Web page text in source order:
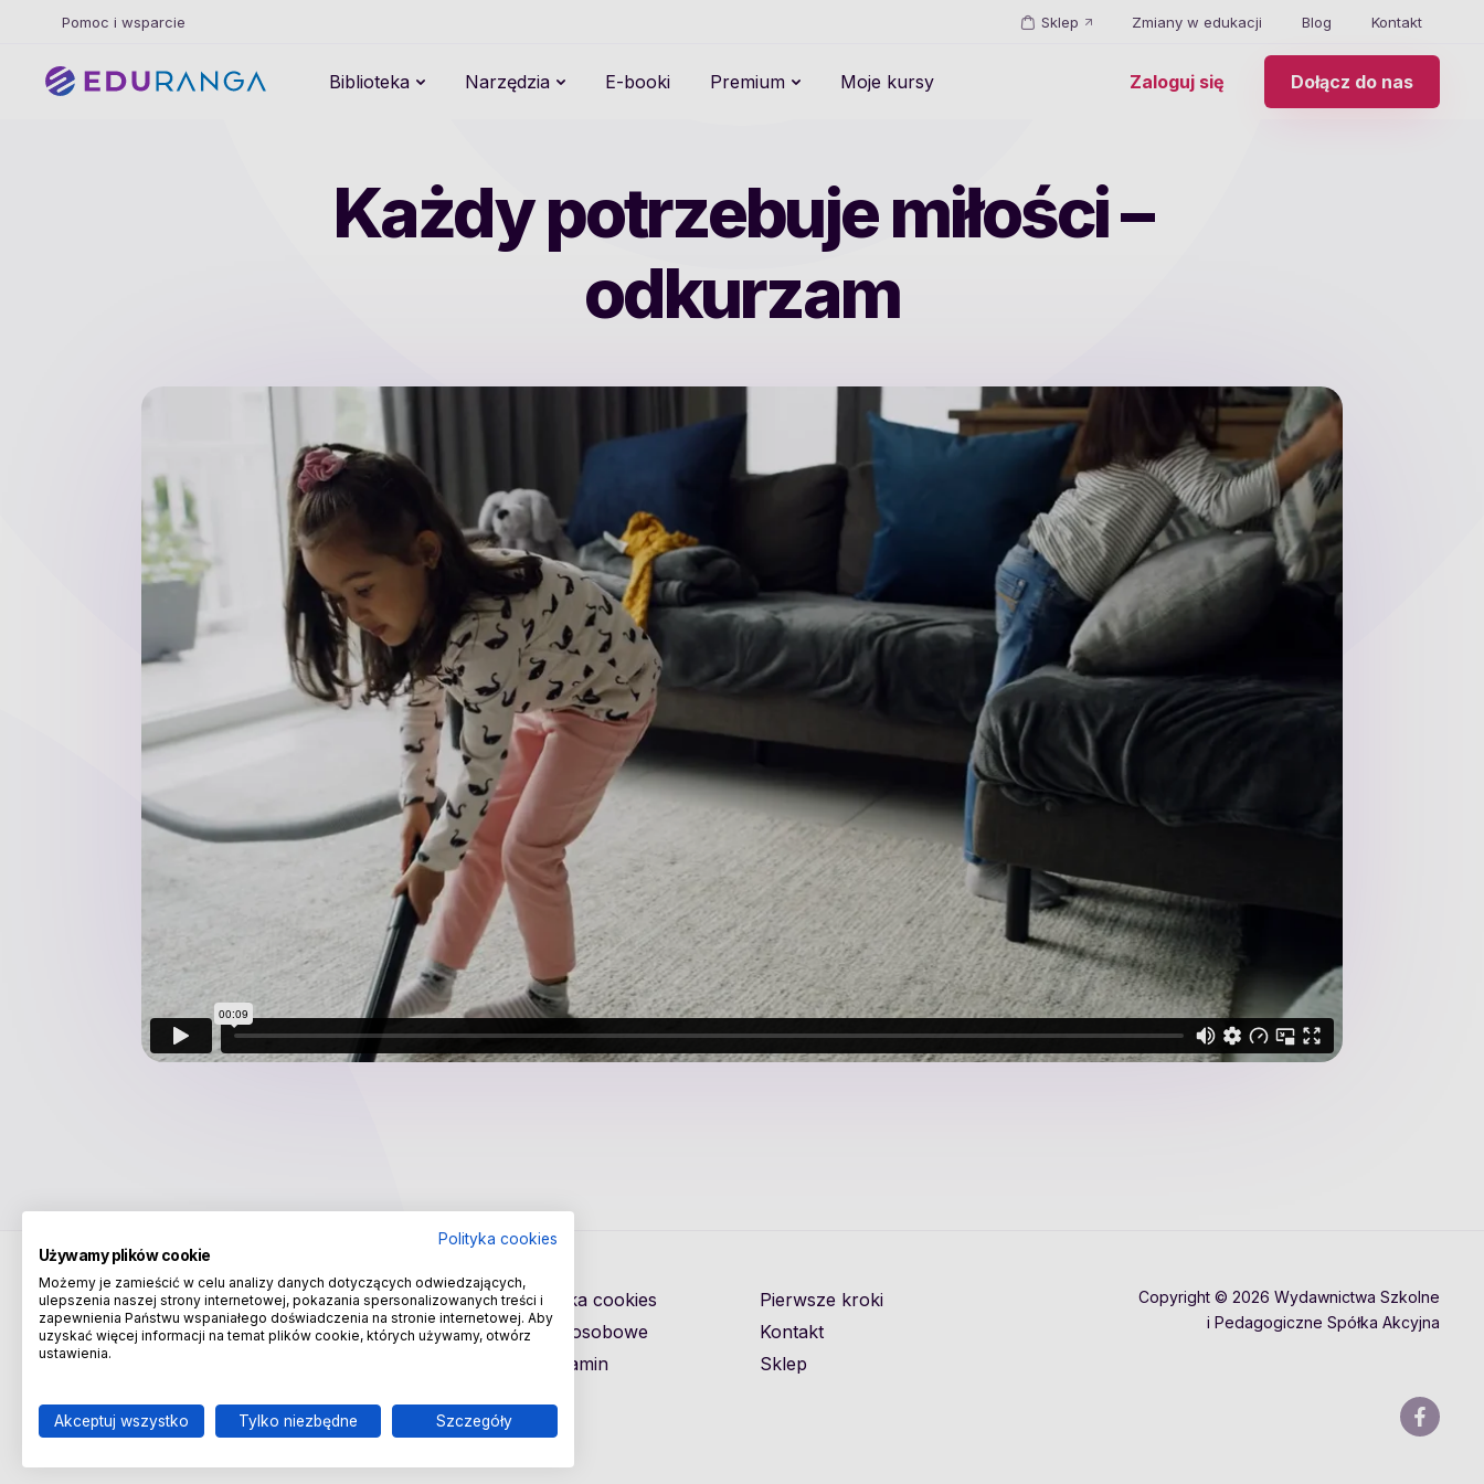
Pomoc i wsparcie Sklep Zmiany w edukacji Blog Kontakt
Biblioteka Narzędzia E-booki Premium Moje kursy Zaloguj się Dołącz do nas
Każdy potrzebuje miłości –
odkurzam
Infolinia:801 220 555, e-mail:wsip@wsip.com.pl
Polityka cookies
Dane osobowe
Regulamin
Pierwsze kroki
Kontakt
Sklep
Copyright © 2026 Wydawnictwa Szkolne
i Pedagogiczne Spółka Akcyjna
Polityka cookies
Używamy plików cookie
Możemy je zamieścić w celu analizy danych dotyczących odwiedzających,
ulepszenia naszej strony internetowej, pokazania spersonalizowanych treści i
zapewnienia Państwu wspaniałego doświadczenia na stronie internetowej. Aby
uzyskać więcej informacji na temat plików cookie, których używamy, otwórz
ustawienia.
Akceptuj wszystko Tylko niezbędne Szczegóły